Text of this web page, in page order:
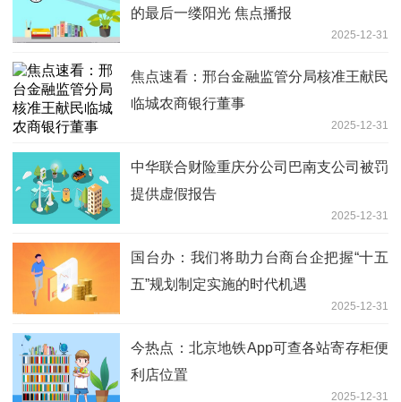
的最后一缕阳光 焦点播报
2025-12-31
焦点速看：邢台金融监管分局核准王献民
临城农商银行董事
2025-12-31
中华联合财险重庆分公司巴南支公司被罚
提供虚假报告
2025-12-31
国台办：我们将助力台商台企把握“十五
五”规划制定实施的时代机遇
2025-12-31
今热点：北京地铁App可查各站寄存柜便
利店位置
2025-12-31